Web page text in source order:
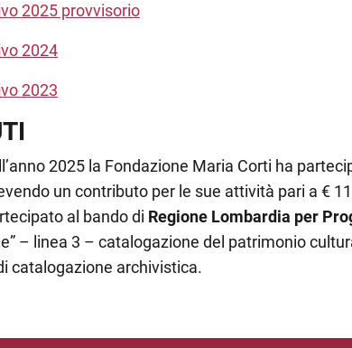
2025 provvisorio
2024
2023
2025 la Fondazione Maria Corti ha
un contributo per le sue attività pari a €
al bando di Regione Lombardia per
– linea 3 – catalogazione del patrimonio
catalogazione archivistica.